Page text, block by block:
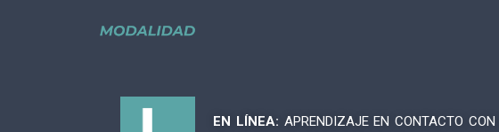
EN LÍNEA: APRENDIZAJE EN CONTACTO